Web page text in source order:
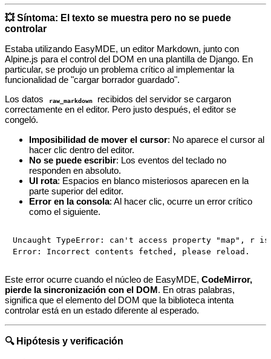
💥 Síntoma: El texto se muestra pero no se puede
controlar
Estaba utilizando EasyMDE, un editor Markdown, junto con
Alpine.js para el control del DOM en una plantilla de Django. En
particular, se produjo un problema crítico al implementar la
funcionalidad de "cargar borrador guardado".
Los datos
raw_markdown
recibidos del servidor se cargaron
correctamente en el editor. Pero justo después, el editor se
congeló.
Imposibilidad de mover el cursor: No aparece el cursor al
hacer clic dentro del editor.
No se puede escribir: Los eventos del teclado no
responden en absoluto.
UI rota: Espacios en blanco misteriosos aparecen en la
parte superior del editor.
Error en la consola: Al hacer clic, ocurre un error crítico
como el siguiente.
Uncaught TypeError: can't access property "map", r is
Este error ocurre cuando el núcleo de EasyMDE, CodeMirror,
pierde la sincronización con el DOM. En otras palabras,
significa que el elemento del DOM que la biblioteca intenta
controlar está en un estado diferente al esperado.
🔍 Hipótesis y verificación